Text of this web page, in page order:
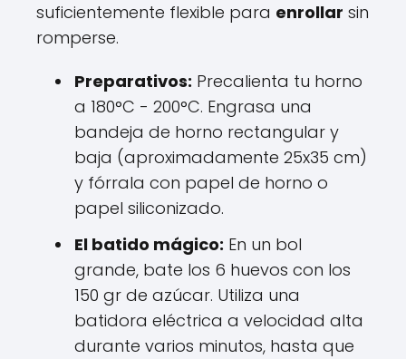
suficientemente flexible para enrollar sin
romperse.
Preparativos: Precalienta tu horno
a 180°C - 200°C. Engrasa una
bandeja de horno rectangular y
baja (aproximadamente 25x35 cm)
y fórrala con papel de horno o
papel siliconizado.
El batido mágico: En un bol
grande, bate los 6 huevos con los
150 gr de azúcar. Utiliza una
batidora eléctrica a velocidad alta
durante varios minutos, hasta que